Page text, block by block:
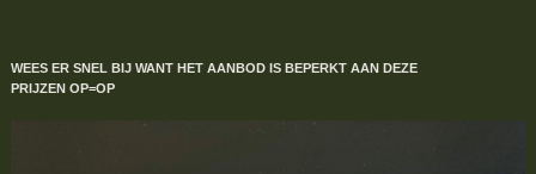
WEES ER SNEL BIJ WANT HET AANBOD IS BEPERKTAAN DEZE
PRIJZEN OP=OP